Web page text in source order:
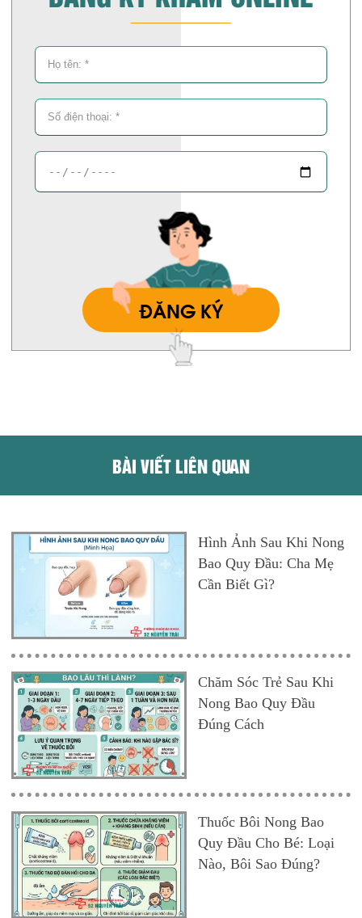
ĐĂNG KÝ
BÀI VIẾT LIÊN QUAN
Hình Ảnh Sau Khi Nong
Bao Quy Đầu: Cha Mẹ
Cần Biết Gì?
Chăm Sóc Trẻ Sau Khi
Nong Bao Quy Đầu
Đúng Cách
Thuốc Bôi Nong Bao
Quy Đầu Cho Bé: Loại
Nào, Bôi Sao Đúng?